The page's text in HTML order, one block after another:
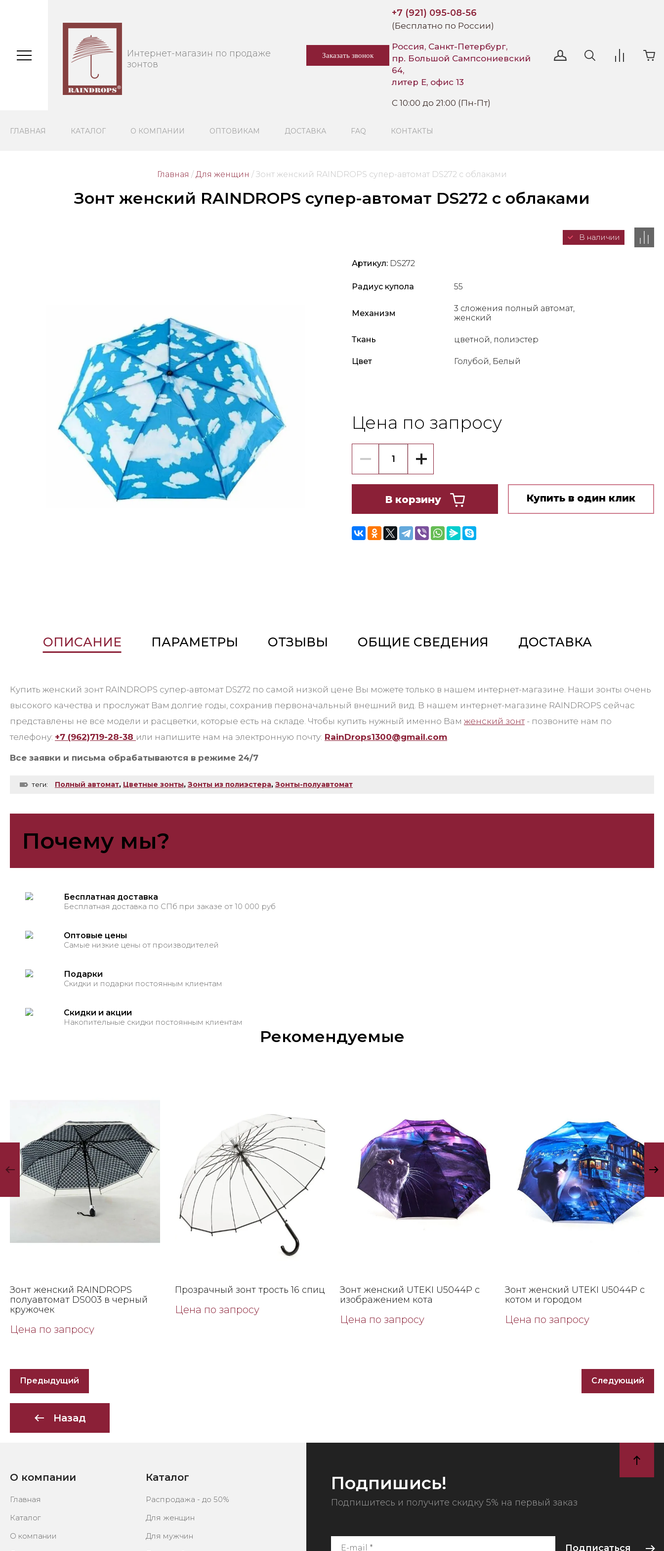
Интернет-магазин по продаже
зонтов
Заказать звонок
+7 (921) 095-08-56
(Бесплатно по России)
Россия, Санкт-Петербург,
пр. Большой Сампсониевский
64,
литер Е, офис 13
C 10:00 до 21:00 (Пн-Пт)
ГЛАВНАЯ КАТАЛОГ О КОМПАНИИ ОПТОВИКАМ ДОСТАВКА FAQ КОНТАКТЫ
Главная / Для женщин / Зонт женский RAINDROPS супер-автомат DS272 с облаками
Зонт женский RAINDROPS супер-автомат DS272 с облаками
В наличии
Артикул: DS272
Радиус купола 55
Механизм
3 сложения полный автомат,
женский
Ткань цветной, полиэстер
Цвет Голубой, Белый
Цена по запросу
В корзину Купить в один клик
ОПИСАНИЕ ПАРАМЕТРЫ ОТЗЫВЫ ОБЩИЕ СВЕДЕНИЯ ДОСТАВКА
Купить женский зонт RAINDROPS супер-автомат DS272 по самой низкой цене Вы можете только в нашем интернет-магазине. Наши зонты очень
высокого качества и прослужат Вам долгие годы, сохранив первоначальный внешний вид. В нашем интернет-магазине RAINDROPS сейчас
представлены не все модели и расцветки, которые есть на складе. Чтобы купить нужный именно Вам женский зонт- позвоните нам по
телефону: +7 (962)719-28-38 или напишите нам на электронную почту: RainDrops1300@gmail.com.
Все заявки и письма обрабатываются в режиме 24/7
теги: Полный автомат, Цветные зонты, Зонты из полиэстера, Зонты-полуавтомат
Почему мы?
Бесплатная доставка
Бесплатная доставка по СПб при заказе от 10 000 руб
Оптовые цены
Самые низкие цены от производителей
Подарки
Скидки и подарки постоянным клиентам
Скидки и акции
Накопительные скидки постоянным клиентам
Рекомендуемые
Зонт женский RAINDROPS
полуавтомат DS003 в черный
кружочек
Цена по запросу
Прозрачный зонт трость 16 спиц
Цена по запросу
Зонт женский UTEKI U5044P с
изображением кота
Цена по запросу
Зонт женский UTEKI U5044P с
котом и городом
Цена по запросу
Предыдущий Следующий
Назад
О компании
Главная
Каталог
О компании
Каталог
Распродажа - до 50%
Для женщин
Для мужчин
Подпишись!
Подпишитесь и получите скидку 5% на первый заказ
Подписаться